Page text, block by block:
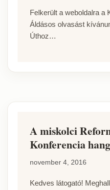
Felkerült a weboldalra a
Áldásos olvasást
Úthoz…
A miskolci
Konferencia
november 4, 2016
Kedves látogató!